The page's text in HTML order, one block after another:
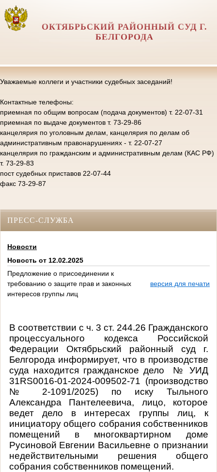
ОКТЯБРЬСКИЙ РАЙОННЫЙ СУД Г.
БЕЛГОРОДА
Уважаемые коллеги и участники судебных заседаний!
Контактные телефоны:
приемная по общим вопросам (подача документов) т. 22-07-31
приемная по выдаче документов т. 73-29-86
канцелярия по уголовным делам, канцелярия по делам об
административным правонарушениях - т. 22-07-27
канцелярия по гражданским и административным делам (КАС РФ)
т. 73-29-83
пост судебных приставов 22-07-44
факс 73-29-87
ПРЕСС-СЛУЖБА
Новости
Новость от 12.02.2025
Предложение о присоединении к
требованию о защите прав и законных
интересов группы лиц
версия для печати
В соответствии с ч. 3 ст. 244.26 Гражданского
процессуального кодекса Российской
Федерации Октябрьский районный суд г.
Белгорода информирует, что в производстве
суда находится гражданское дело
№ УИД
31RS0016-01-2024-009502-71 (производство
№ 2-1091/2025) по иску Тыльного
Александра Пантелеевича, лицо, которое
ведет дело в интересах группы лиц, к
инициатору общего собрания собственников
помещений в многоквартирном доме
Русиновой Евгении Васильевне о признании
недействительными решения общего
собрания собственников помещений.